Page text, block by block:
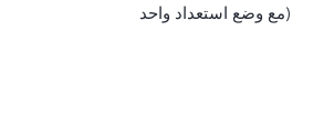
مع وضع استعداد واحد)